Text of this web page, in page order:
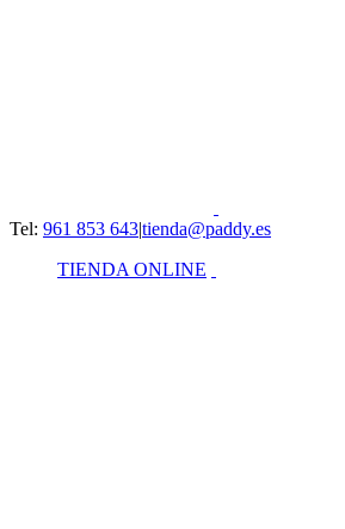
Tel: 961 853 643|tienda@paddy.es
TIENDA ONLINE